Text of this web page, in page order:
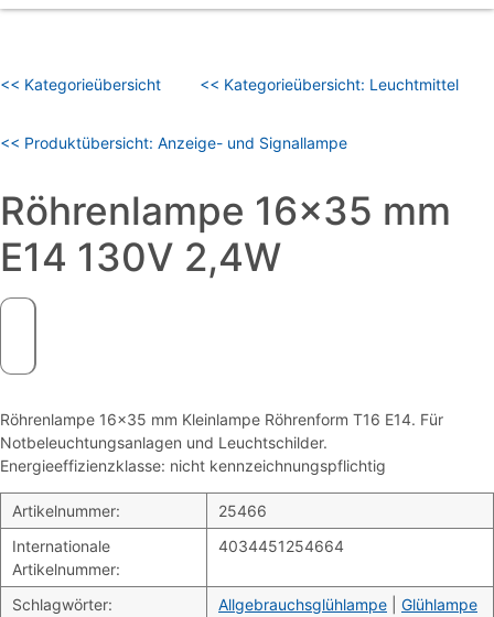
<< Kategorieübersicht << Kategorieübersicht: Leuchtmittel
<< Produktübersicht: Anzeige- und Signallampe
Röhrenlampe 16×35 mm
E14 130V 2,4W
Röhrenlampe 16×35 mm Kleinlampe Röhrenform T16 E14. Für
Notbeleuchtungsanlagen und Leuchtschilder.
Energieeffizienzklasse: nicht kennzeichnungspflichtig
Artikelnummer:
25466
Internationale
Artikelnummer:
4034451254664
Schlagwörter: Allgebrauchsglühlampe
Glühlampe